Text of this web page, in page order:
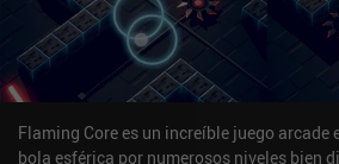
Flaming Core es un increíble juego arcade
bola esférica por numerosos niveles bien